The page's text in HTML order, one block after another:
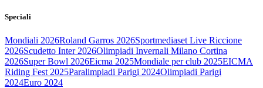
Speciali
Mondiali 2026Roland Garros 2026Sportmediaset Live Riccione
2026Scudetto Inter 2026Olimpiadi Invernali Milano Cortina
2026Super Bowl 2026Eicma 2025Mondiale per club 2025EICMA
Riding Fest 2025Paralimpiadi Parigi 2024Olimpiadi Parigi
2024Euro 2024